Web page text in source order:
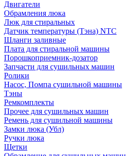
Двигатели
Обрамления люка
Люк для стиральных
Датчик температуры (Тэна) NTC
Шланги заливные
Плата для стиральной машины
Порошкоприемник-дозатор
Запчасти для сушильных машин
Ролики
Насос, Помпа сушильной машины
Тэны
Ремкомплекты
Прочее для сушильных машин
Ремень для сушильной машины
Замки люка (Убл)
Ручки люка
Щетки